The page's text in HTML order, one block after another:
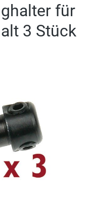
für
3 Stück